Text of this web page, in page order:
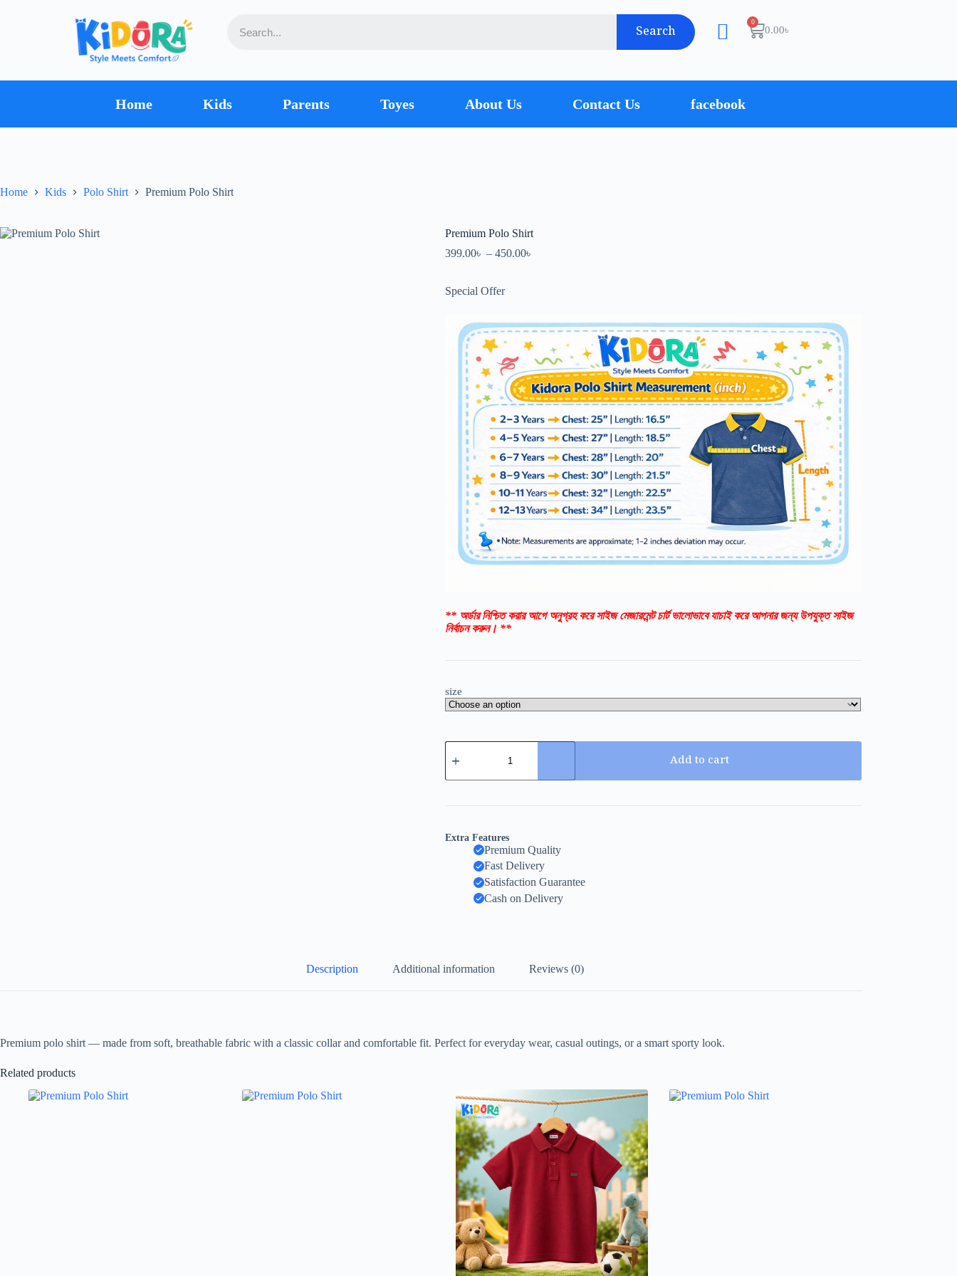
Search 0.00৳
Home Kids Parents Toyes About Us Contact Us facebook
Home Kids Polo Shirt Premium Polo Shirt
Premium Polo Shirt
399.00৳ – 450.00৳
Special Offer
** অর্ডার নিশ্চিত করার আগে অনুগ্রহ করে সাইজ মেজারমেন্ট চার্ট ভালোভাবে যাচাই করে আপনার জন্য উপযুক্ত সাইজ
নির্বাচন করুন। **
size
Add to cart
Extra Features
Premium Quality
Fast Delivery
Satisfaction Guarantee
Cash on Delivery
Description Additional information Reviews (0)
Premium polo shirt — made from soft, breathable fabric with a classic collar and comfortable fit. Perfect for everyday wear, casual outings, or a smart sporty look.
Related products